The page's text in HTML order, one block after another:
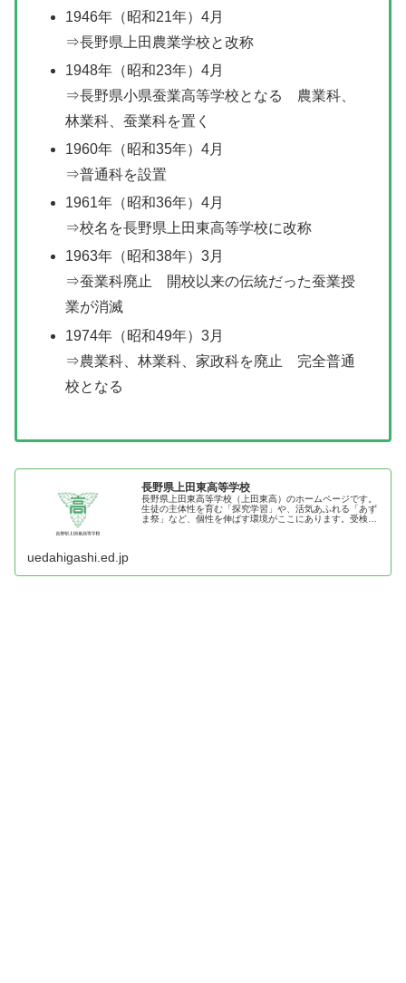
1946年（昭和21年）4月
⇒長野県上田農業学校と改称
1948年（昭和23年）4月
⇒長野県小県蚕業高等学校となる 農業科、
林業科、蚕業科を置く
1960年（昭和35年）4月
⇒普通科を設置
1961年（昭和36年）4月
⇒校名を長野県上田東高等学校に改称
1963年（昭和38年）3月
⇒蚕業科廃止 開校以来の伝統だった蚕業授
業が消滅
1974年（昭和49年）3月
⇒農業科、林業科、家政科を廃止 完全普通
校となる
長野県上田東高等学校
長野県上田東高等学校（上田東高）のホームページです。
生徒の主体性を育む「探究学習」や、活気あふれる「あず
ま祭」など、個性を伸ばす環境がここにあります。受検生
uedahigashi.ed.jp